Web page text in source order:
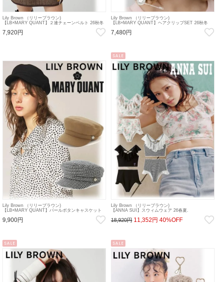
Lily Brown （リリーブラウン)
【LB×MARY QUANT】２連チェーンベルト 26秋冬
7,920円
Lily Brown （リリーブラウン)
【LB×MARY QUANT】ヘアクリップSET 26秋冬
7,480円
Lily Brown （リリーブラウン)
【LB×MARY QUANT】パールボタンキャスケット
9,900円
SALE
Lily Brown （リリーブラウン)
【ANNA SUI】スウィムウェア 26春夏.
18,920円 11,352円 40%OFF
SALE SALE